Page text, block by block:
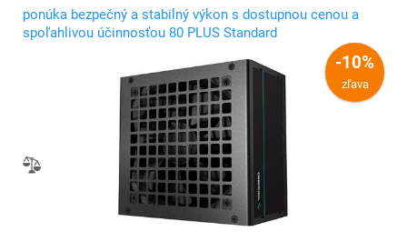
ponúka bezpečný a stabilný výkon s dostupnou cenou a
spoľahlivou účinnosťou 80 PLUS Standard
-10%
zľava